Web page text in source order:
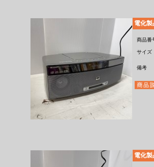
電化
商品番
サイズ
備考
電化